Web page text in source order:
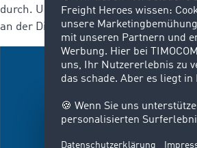
durch. Und TIMOCOM hat längst
an der Digitalisierung des kompletten